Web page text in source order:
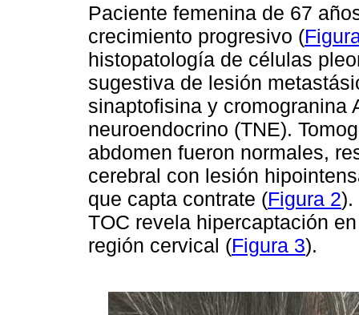
Paciente femenina de 67
crecimiento progresivo (
histopatología de células
sugestiva de lesión
sinaptofisina y cromogranina
neuroendocrino (TNE).
abdomen fueron normales,
cerebral con lesión
que capta contrate (Figura 2).
TOC revela hipercaptación
región cervical (Figura 3).